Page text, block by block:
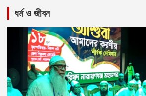
ধর্ম ও জীবন